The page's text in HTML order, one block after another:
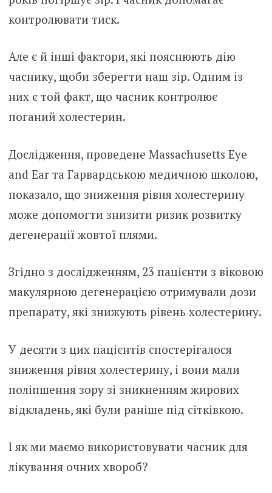
контролювати тиск.
Але є й інші фактори, які пояснюють дію
часнику, щоби зберегти наш зір. Одним із
них є той факт, що часник контролює
поганий холестерин.
Дослідження, проведене Massachusetts Eye
and Ear та Гарвардською медичною школою,
показало, що зниження рівня холестерину
може допомогти знизити ризик розвитку
дегенерації жовтої плями.
Згідно з дослідженням, 23 пацієнти з віковою
макулярною дегенерацією отримували дози
препарату, які знижують рівень холестерину.
У десяти з цих пацієнтів спостерігалося
зниження рівня холестерину, і вони мали
поліпшення зору зі зникненням жирових
відкладень, які були раніше під сітківкою.
І як ми маємо використовувати часник для
лікування очних хвороб?